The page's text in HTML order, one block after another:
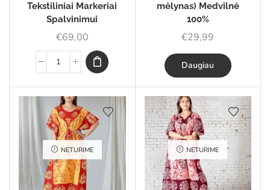
Tekstiliniai Markeriai
Spalvinimui
€69,00
mėlynas) Medvilnė
100%
€29,99
Daugiau
NETURIME NETURIME